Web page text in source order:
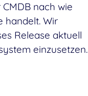
nach wie
handelt. Wir
Release aktuell
einzusetzen.